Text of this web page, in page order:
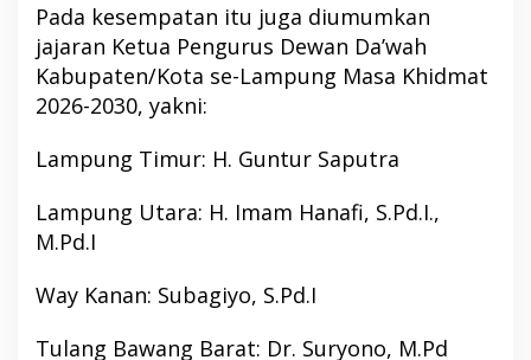
Pada kesempatan itu juga diumumkan
jajaran Ketua Pengurus Dewan Da’wah
Kabupaten/Kota se-Lampung Masa Khidmat
2026-2030, yakni:
Lampung Timur: H. Guntur Saputra
Lampung Utara: H. Imam Hanafi, S.Pd.I.,
M.Pd.I
Way Kanan: Subagiyo, S.Pd.I
Tulang Bawang Barat: Dr. Suryono, M.Pd